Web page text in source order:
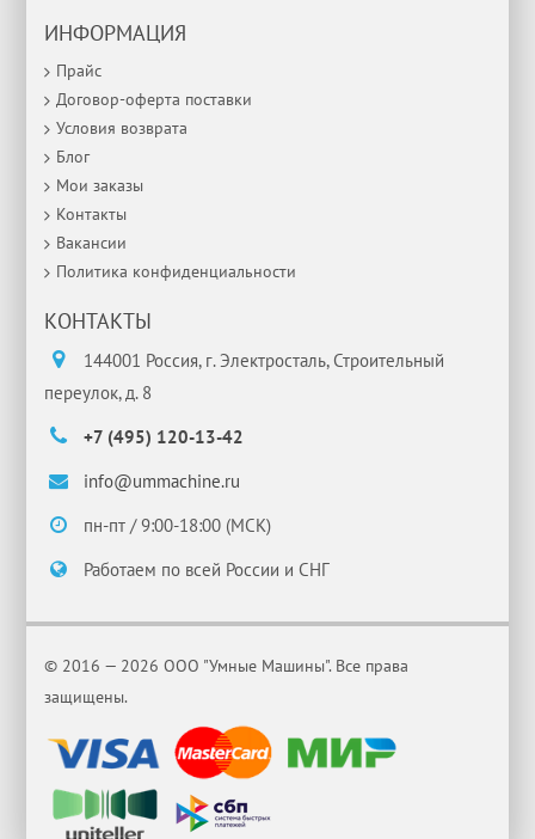
ИНФОРМАЦИЯ
Прайс
Договор-оферта поставки
Условия возврата
Блог
Мои заказы
Контакты
Вакансии
Политика конфиденциальности
КОНТАКТЫ
144001 Россия, г. Электросталь, Строительный
переулок, д. 8
+7 (495) 120-13-42
info@ummachine.ru
пн-пт / 9:00-18:00 (МСК)
Работаем по всей России и СНГ
© 2016 — 2026 ООО "Умные Машины". Все права
защищены.